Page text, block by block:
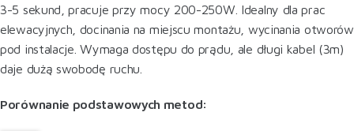
3-5 sekund, pracuje przy mocy 200-250W. Idealny dla prac
elewacyjnych, docinania na miejscu montażu, wycinania otworów
pod instalacje. Wymaga dostępu do prądu, ale długi kabel (3m)
daje dużą swobodę ruchu.
Porównanie podstawowych metod: